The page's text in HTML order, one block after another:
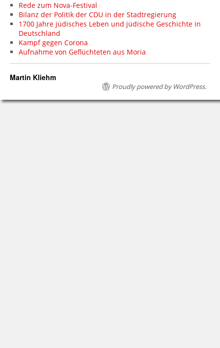
Rede zum Nova-Festival
Bilanz der Politik der CDU in der Stadtregierung
1700 Jahre jüdisches Leben und jüdische Geschichte in
Deutschland
Kampf gegen Corona
Aufnahme von Geflüchteten aus Moria
Martin Kliehm
Proudly powered by WordPress.